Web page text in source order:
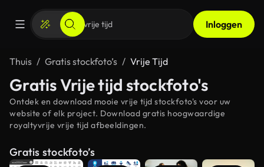
Inloggen
Thuis Gratis stockfoto’s Vrije Tijd
Gratis Vrije tijd stockfoto's
Ontdek en download mooie vrije tijd stockfoto's voor uw
website of elk project. Download gratis hoogwaardige
royaltyvrije vrije tijd afbeeldingen.
Gratis stockfoto’s